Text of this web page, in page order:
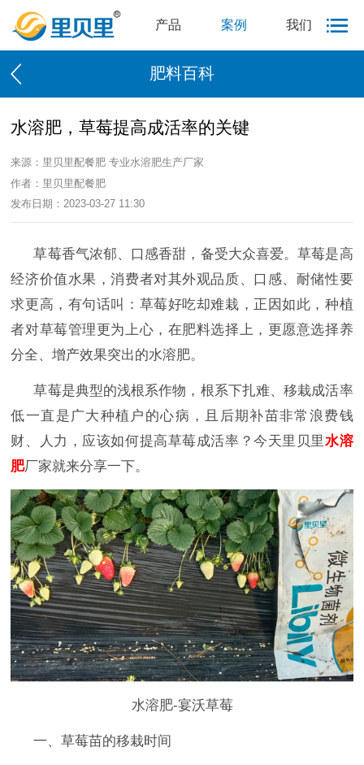
产品 案例 我们
肥料百科
水溶肥，草莓提高成活率的关键
来源：里贝里配餐肥 专业水溶肥生产厂家
作者：里贝里配餐肥
发布日期：2023-03-27 11:30
草莓香气浓郁、口感香甜，备受大众喜爱。草莓是高
经济价值水果，消费者对其外观品质、口感、耐储性要
求更高，有句话叫：草莓好吃却难栽，正因如此，种植
者对草莓管理更为上心，在肥料选择上，更愿意选择养
分全、增产效果突出的水溶肥。
草莓是典型的浅根系作物，根系下扎难、移栽成活率
低一直是广大种植户的心病，且后期补苗非常浪费钱
财、人力，应该如何提高草莓成活率？今天里贝里 水溶
肥厂家就来分享一下。
水溶肥-宴沃草莓
一、草莓苗的移栽时间